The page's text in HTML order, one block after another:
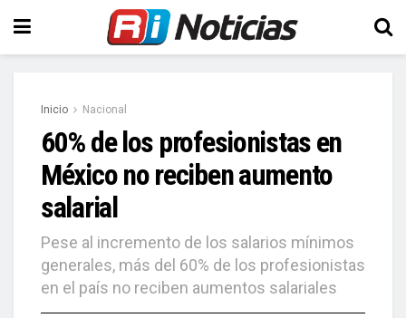
Inicio Nacional
60% de los profesionistas en
México no reciben aumento
salarial
Pese al incremento de los salarios mínimos
generales, más del 60% de los profesionistas
en el país no reciben aumentos salariales